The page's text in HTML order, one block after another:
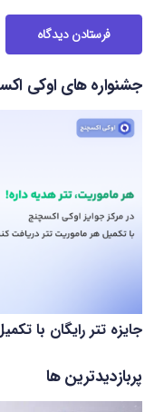
فرستادن دیدگاه
جشنواره های اوکی
جایزه تتر رایگان با
پربازدیدترین ها